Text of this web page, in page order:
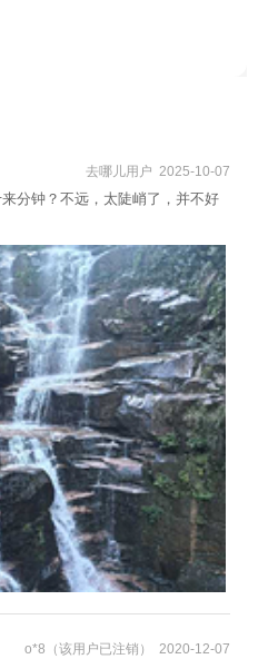
去哪儿用户 2025-10-07
分钟？不远，太陡峭了，并不好
o*8（该用户已注销） 2020-12-07